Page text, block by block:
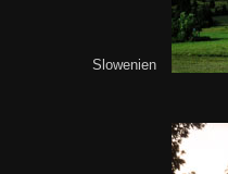
Slowenien